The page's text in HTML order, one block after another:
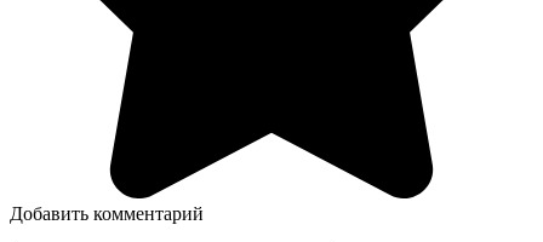
Добавить комментарий